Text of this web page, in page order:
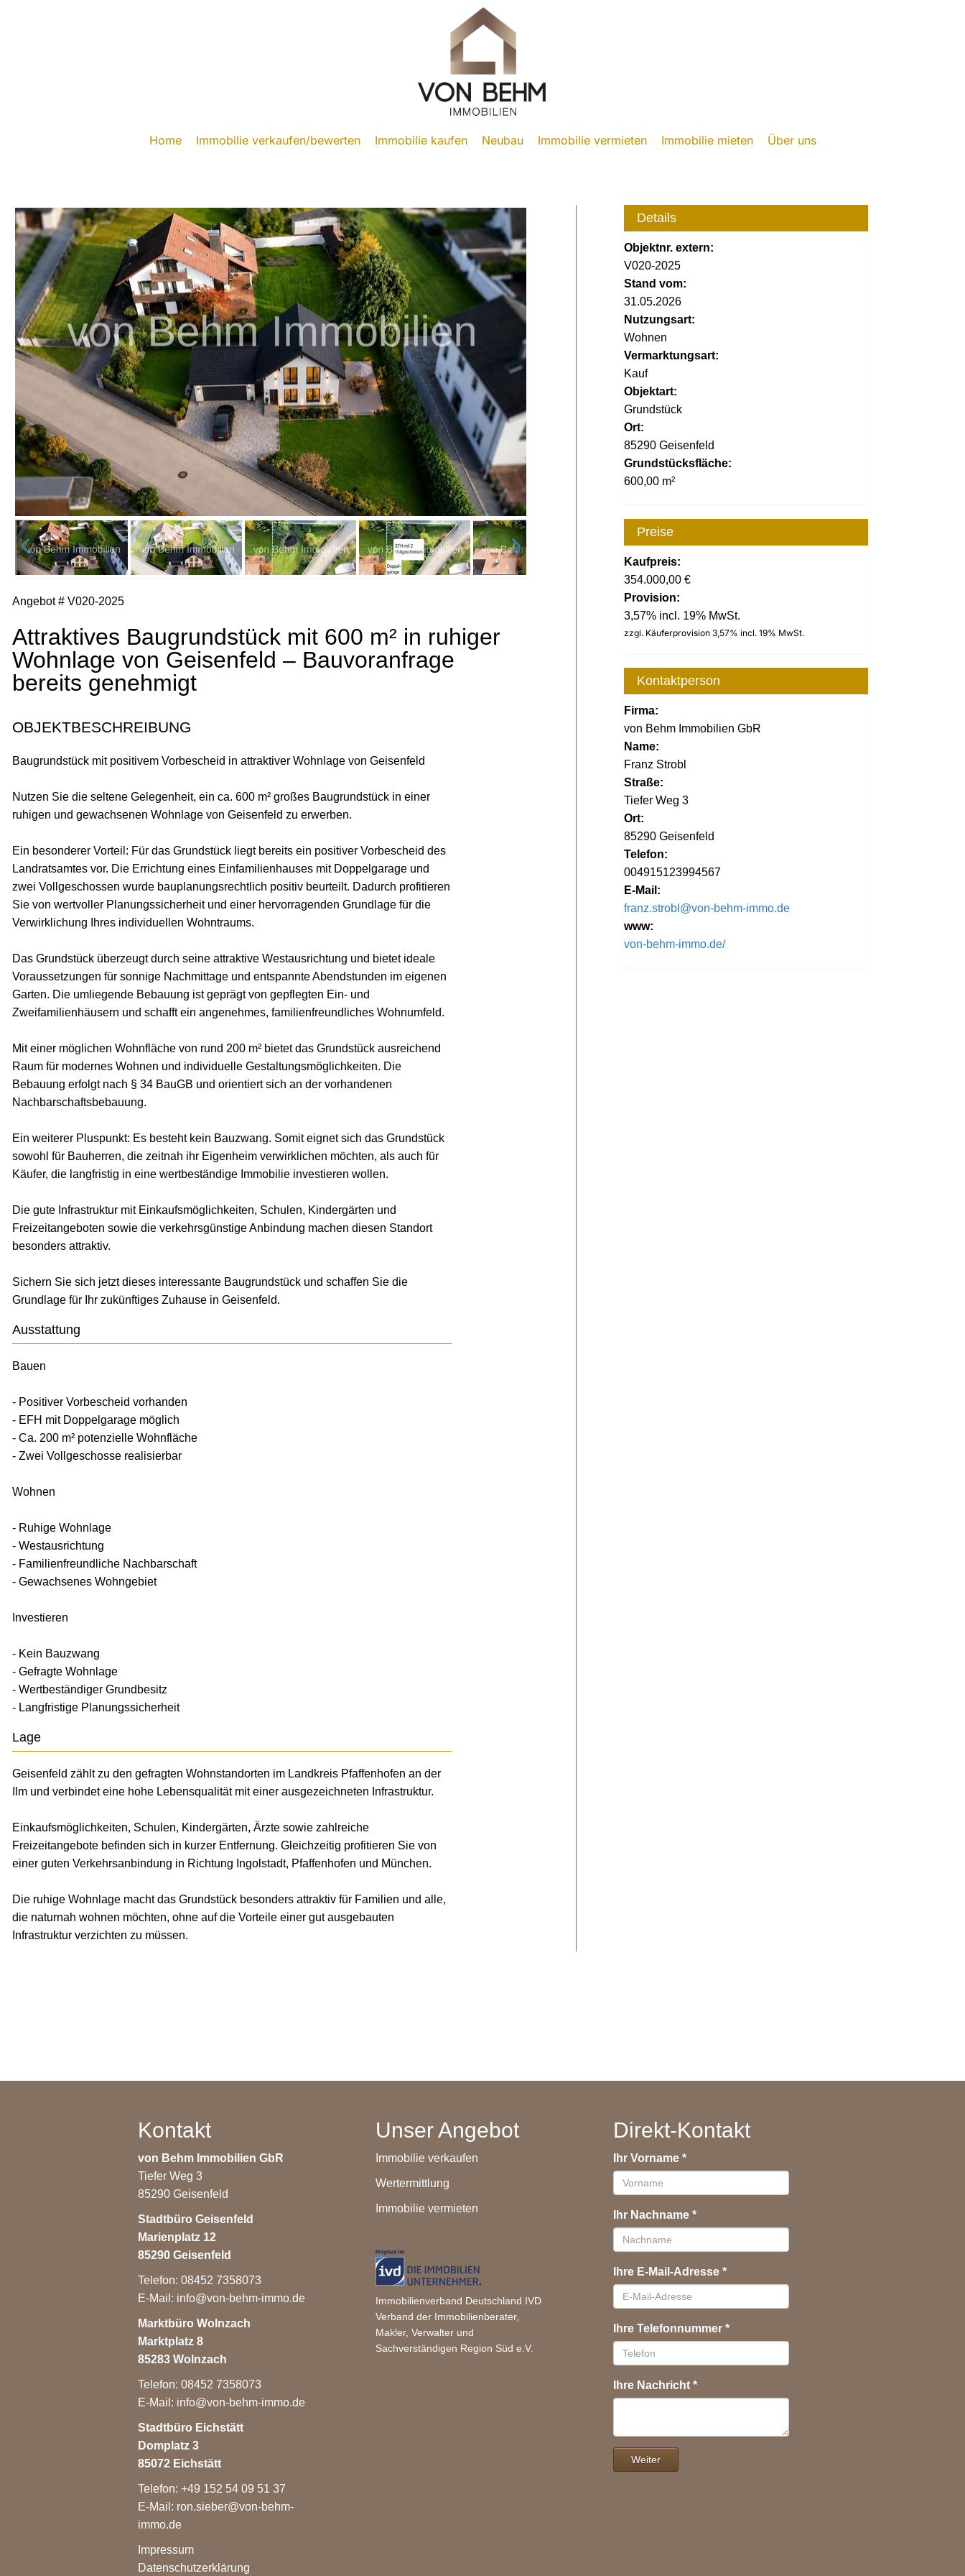
Home Immobilie verkaufen/bewerten Immobilie kaufen Neubau Immobilie vermieten Immobilie mieten Über uns
Angebot # V020-2025
Attraktives Baugrundstück mit 600 m² in ruhiger
Wohnlage von Geisenfeld – Bauvoranfrage
bereits genehmigt
OBJEKTBESCHREIBUNG
Baugrundstück mit positivem Vorbescheid in attraktiver Wohnlage von Geisenfeld
Nutzen Sie die seltene Gelegenheit, ein ca. 600 m² großes Baugrundstück in einer
ruhigen und gewachsenen Wohnlage von Geisenfeld zu erwerben.
Ein besonderer Vorteil: Für das Grundstück liegt bereits ein positiver Vorbescheid des
Landratsamtes vor. Die Errichtung eines Einfamilienhauses mit Doppelgarage und
zwei Vollgeschossen wurde bauplanungsrechtlich positiv beurteilt. Dadurch profitieren
Sie von wertvoller Planungssicherheit und einer hervorragenden Grundlage für die
Verwirklichung Ihres individuellen Wohntraums.
Das Grundstück überzeugt durch seine attraktive Westausrichtung und bietet ideale
Voraussetzungen für sonnige Nachmittage und entspannte Abendstunden im eigenen
Garten. Die umliegende Bebauung ist geprägt von gepflegten Ein- und
Zweifamilienhäusern und schafft ein angenehmes, familienfreundliches Wohnumfeld.
Mit einer möglichen Wohnfläche von rund 200 m² bietet das Grundstück ausreichend
Raum für modernes Wohnen und individuelle Gestaltungsmöglichkeiten. Die
Bebauung erfolgt nach § 34 BauGB und orientiert sich an der vorhandenen
Nachbarschaftsbebauung.
Ein weiterer Pluspunkt: Es besteht kein Bauzwang. Somit eignet sich das Grundstück
sowohl für Bauherren, die zeitnah ihr Eigenheim verwirklichen möchten, als auch für
Käufer, die langfristig in eine wertbeständige Immobilie investieren wollen.
Die gute Infrastruktur mit Einkaufsmöglichkeiten, Schulen, Kindergärten und
Freizeitangeboten sowie die verkehrsgünstige Anbindung machen diesen Standort
besonders attraktiv.
Sichern Sie sich jetzt dieses interessante Baugrundstück und schaffen Sie die
Grundlage für Ihr zukünftiges Zuhause in Geisenfeld.
Ausstattung
Bauen
- Positiver Vorbescheid vorhanden
- EFH mit Doppelgarage möglich
- Ca. 200 m² potenzielle Wohnfläche
- Zwei Vollgeschosse realisierbar
Wohnen
- Ruhige Wohnlage
- Westausrichtung
- Familienfreundliche Nachbarschaft
- Gewachsenes Wohngebiet
Investieren
- Kein Bauzwang
- Gefragte Wohnlage
- Wertbeständiger Grundbesitz
- Langfristige Planungssicherheit
Lage
Geisenfeld zählt zu den gefragten Wohnstandorten im Landkreis Pfaffenhofen an der
Ilm und verbindet eine hohe Lebensqualität mit einer ausgezeichneten Infrastruktur.
Einkaufsmöglichkeiten, Schulen, Kindergärten, Ärzte sowie zahlreiche
Freizeitangebote befinden sich in kurzer Entfernung. Gleichzeitig profitieren Sie von
einer guten Verkehrsanbindung in Richtung Ingolstadt, Pfaffenhofen und München.
Die ruhige Wohnlage macht das Grundstück besonders attraktiv für Familien und alle,
die naturnah wohnen möchten, ohne auf die Vorteile einer gut ausgebauten
Infrastruktur verzichten zu müssen.
Details
Objektnr. extern:
V020-2025
Stand vom:
31.05.2026
Nutzungsart:
Wohnen
Vermarktungsart:
Kauf
Objektart:
Grundstück
Ort:
85290 Geisenfeld
Grundstücksfläche:
600,00 m²
Preise
Kaufpreis:
354.000,00 €
Provision:
3,57% incl. 19% MwSt.
zzgl. Käuferprovision 3,57% incl. 19% MwSt.
Kontaktperson
Firma:
von Behm Immobilien GbR
Name:
Franz Strobl
Straße:
Tiefer Weg 3
Ort:
85290 Geisenfeld
Telefon:
004915123994567
E-Mail:
franz.strobl@von-behm-immo.de
www:
von-behm-immo.de/
Kontakt
von Behm Immobilien GbR
Tiefer Weg 3
85290 Geisenfeld
Stadtbüro Geisenfeld
Marienplatz 12
85290 Geisenfeld
Telefon: 08452 7358073
E-Mail: info@von-behm-immo.de
Marktbüro Wolnzach
Marktplatz 8
85283 Wolnzach
Telefon: 08452 7358073
E-Mail: info@von-behm-immo.de
Stadtbüro Eichstätt
Domplatz 3
85072 Eichstätt
Telefon: +49 152 54 09 51 37
E-Mail: ron.sieber@von-behm-
immo.de
Impressum
Datenschutzerklärung
Unser Angebot
Immobilie verkaufen
Wertermittlung
Immobilie vermieten
Immobilienverband Deutschland IVD
Verband der Immobilienberater,
Makler, Verwalter und
Sachverständigen Region Süd e.V.
Direkt-Kontakt
Ihr Vorname*
Ihr Nachname*
Ihre E-Mail-Adresse*
Ihre Telefonnummer*
Ihre Nachricht*
Weiter